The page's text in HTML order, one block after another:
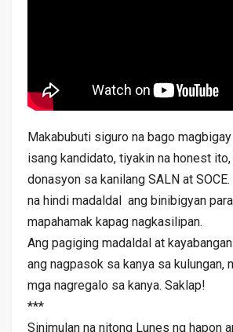
Makabubuti siguro na bago
isang kandidato, tiyakin na honest
donasyon sa kanilang SALN at SOCE.
na hindi madaldal ang binibigyan
mapahamak kapag nagkasilipan.
Ang pagiging madaldal at
ang nagpasok sa kanya sa kulungan,
mga nagregalo sa kanya. Saklap!
***
Sinimulan na nitong Lunes ng hapon